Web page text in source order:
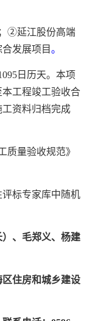
②延江股份高端
发展项目。
日历天。本项
工程竣工验收合
资料归档完成
质量验收规范》
评标专家库中随机
、毛郑义、杨建
住房和城乡建设